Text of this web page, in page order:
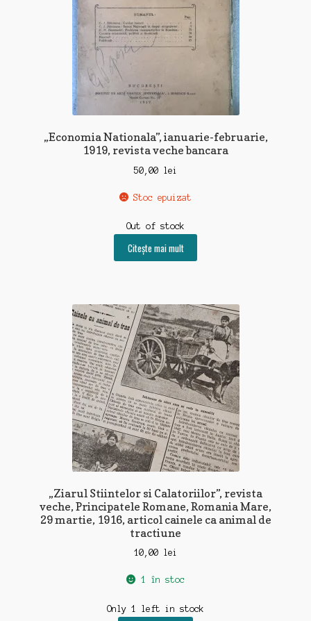
„Economia Nationala”, ianuarie-februarie,
1919, revista veche bancara
50,00 lei
Stoc epuizat
Out of stock
Citește mai mult
„Ziarul Stiintelor si Calatoriilor”, revista
veche, Principatele Romane, Romania Mare,
29 martie, 1916, articol cainele ca animal de
tractiune
10,00 lei
1 în stoc
Only 1 left in stock